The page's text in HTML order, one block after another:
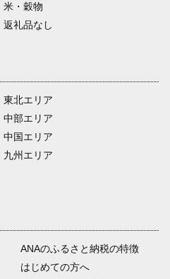
米・穀物
返礼品なし
東北エリア
中部エリア
中国エリア
九州エリア
ANAのふるさと納税の特徴
はじめての方へ